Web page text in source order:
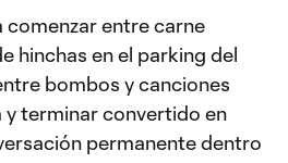
comenzar entre carne
hinchas en el parking del
bombos y canciones
terminar convertido en
permanente dentro